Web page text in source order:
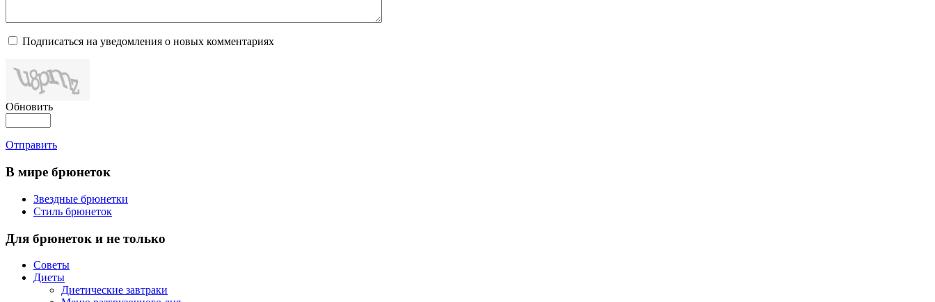
Подписаться на уведомления о новых комментариях
Обновить
Отправить
В мире брюнеток
Звездные брюнетки
Стиль брюнеток
Для брюнеток и не только
Советы
Диеты
Диетические завтраки